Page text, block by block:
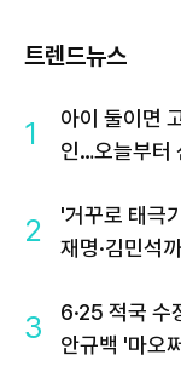
트렌드뉴스
1
아이 둘이면
인…오늘부터
2
'거꾸로 태극
재명·김민석
3
6·25 적국 수
안규백 '마오